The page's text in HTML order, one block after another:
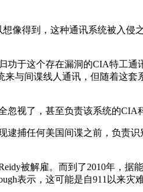
像得到，这种通讯系统被入
功于这个存在漏洞的CIA特工
与间谍线人通讯，但随着这
视了，甚至负责该系统的
捕任何美国间谍之前，负责
被解雇。而到了2010年，
表示，这可能是自911以来灾